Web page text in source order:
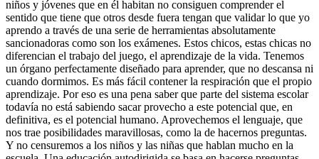
niños y jóvenes que en él habitan no consiguen comprender el
sentido que tiene que otros desde fuera tengan que validar lo que yo
aprendo a través de una serie de herramientas absolutamente
sancionadoras como son los exámenes. Estos chicos, estas chicas no
diferencian el trabajo del juego, el aprendizaje de la vida. Tenemos
un órgano perfectamente diseñado para aprender, que no descansa ni
cuando dormimos. Es más fácil contener la respiración que el propio
aprendizaje. Por eso es una pena saber que parte del sistema escolar
todavía no está sabiendo sacar provecho a este potencial que, en
definitiva, es el potencial humano. Aprovechemos el lenguaje, que
nos trae posibilidades maravillosas, como la de hacernos preguntas.
Y no censuremos a los niños y las niñas que hablan mucho en la